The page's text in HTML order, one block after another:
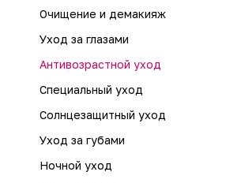
Очищение и демакияж
Уход за глазами
Антивозрастной уход
Специальный уход
Солнцезащитный уход
Уход за губами
Ночной уход